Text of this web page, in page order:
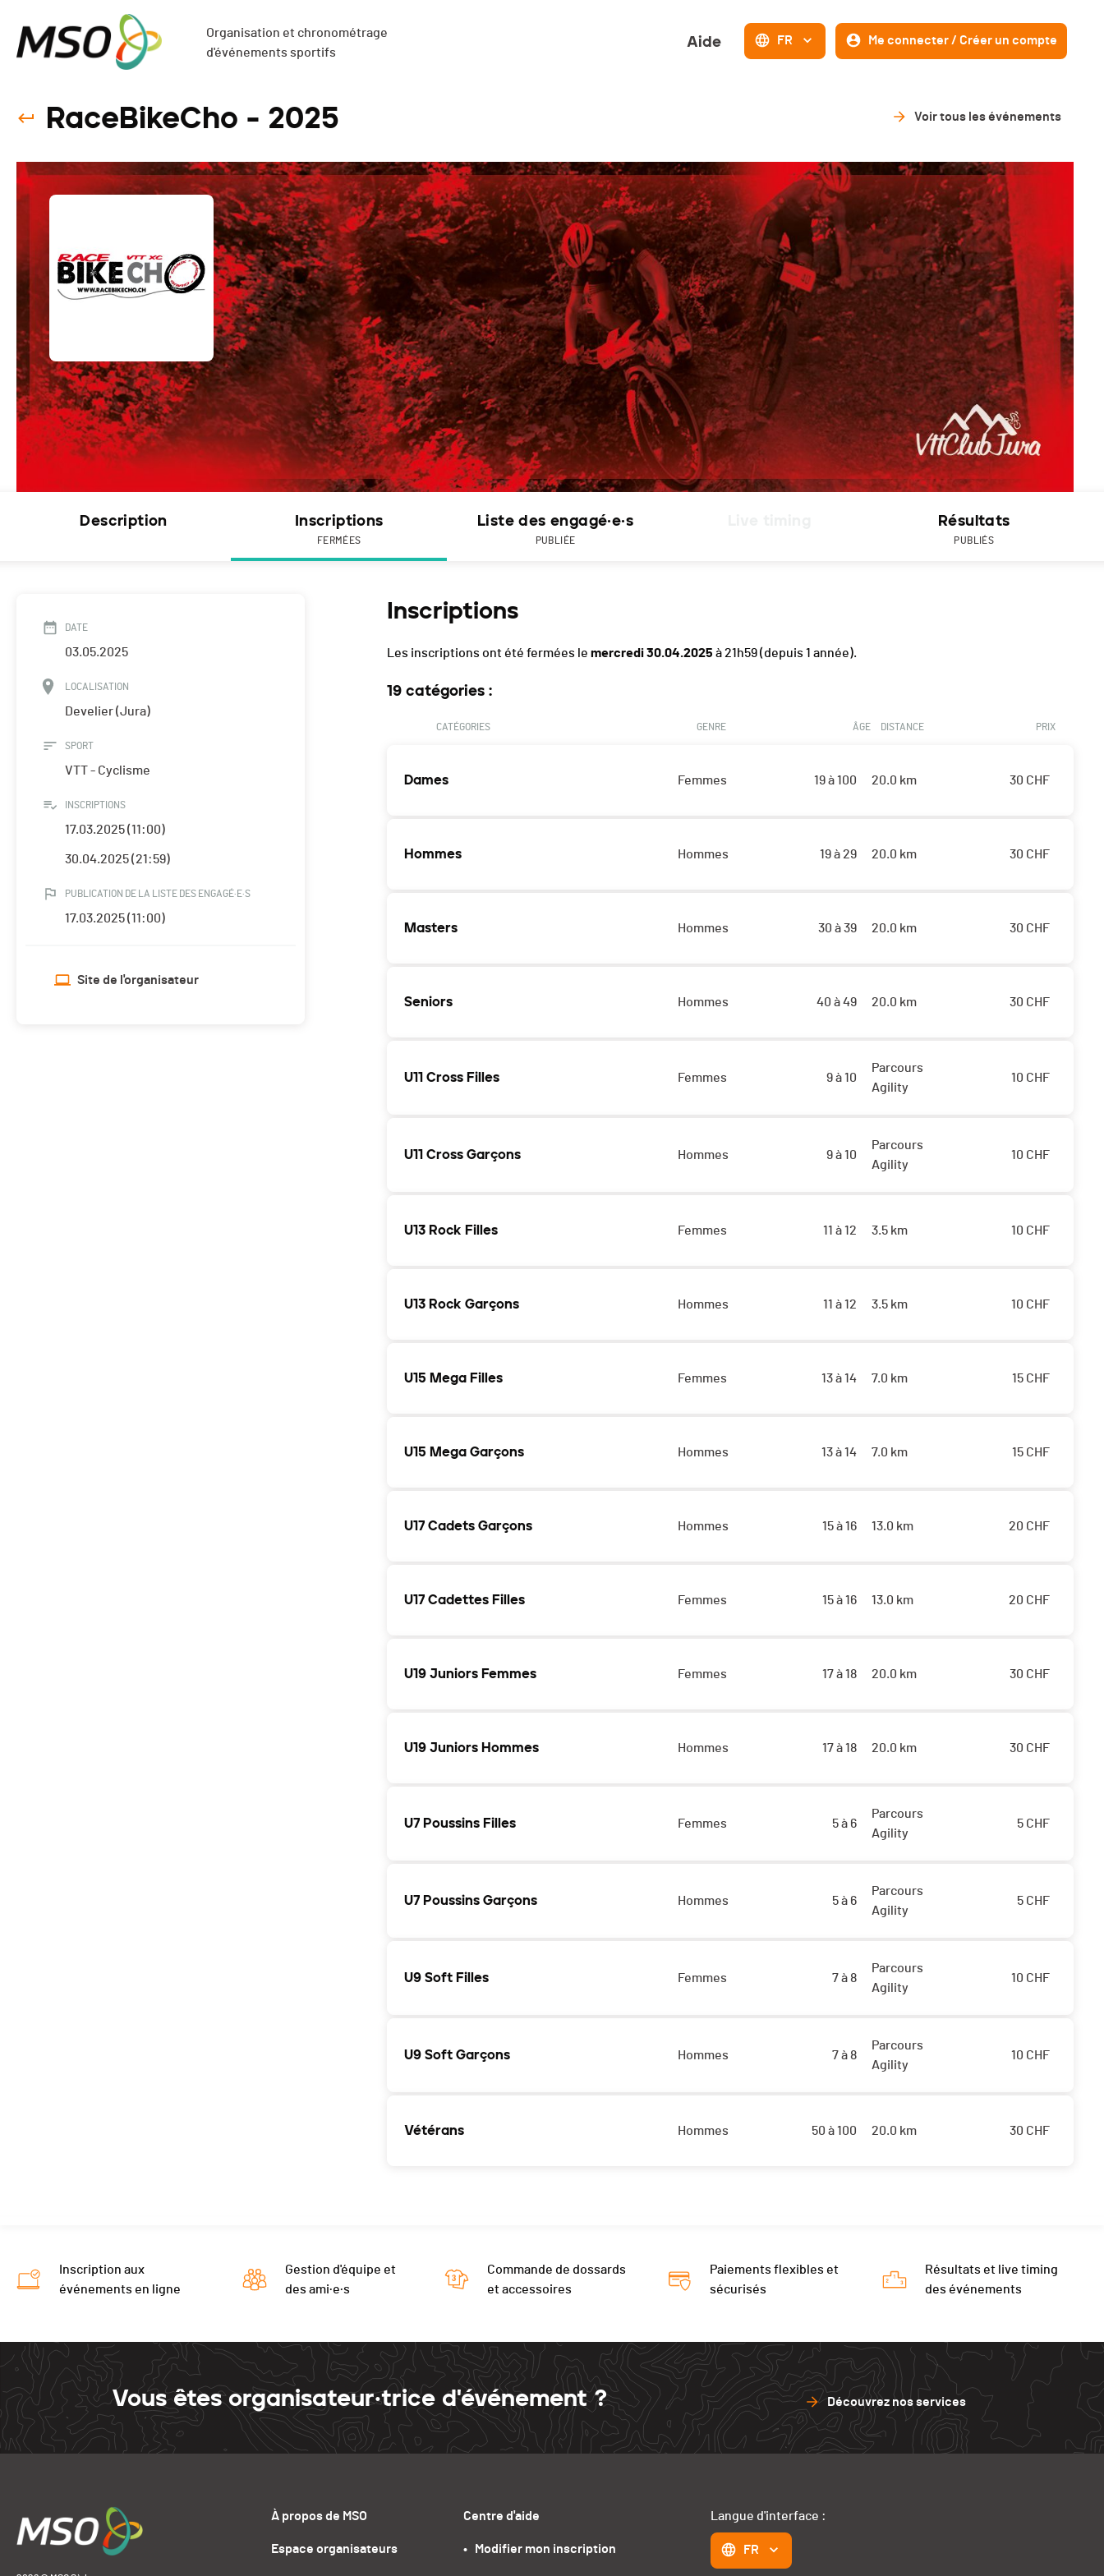
Organisation et chronométrage
d'événements sportifs
Aide FR Me connecter / Créer un compte
RaceBikeCho - 2025 Voir tous les événements
Description Inscriptions
FERMÉES
Liste des engagé·e·s
PUBLIÉE
Résultats
PUBLIÉS
DATE
03.05.2025
LOCALISATION
Develier (Jura)
SPORT
VTT - Cyclisme
INSCRIPTIONS
17.03.2025 (11:00)
30.04.2025 (21:59)
PUBLICATION DE LA LISTE DES ENGAGÉ·E·S
17.03.2025 (11:00)
Site de l'organisateur
Inscriptions
Les inscriptions ont été fermées le mercredi 30.04.2025 à 21h59(depuis 1 année).
19 catégories :
CATÉGORIES GENRE ÂGE DISTANCE PRIX
Dames Femmes 19 à 100 20.0 km 30 CHF
Hommes Hommes 19 à 29 20.0 km 30 CHF
Masters Hommes 30 à 39 20.0 km 30 CHF
Seniors Hommes 40 à 49 20.0 km 30 CHF
U11 Cross Filles Femmes 9 à 10
Parcours
Agility
10 CHF
U11 Cross Garçons Hommes 9 à 10
Parcours
Agility
10 CHF
U13 Rock Filles Femmes 11 à 12 3.5 km 10 CHF
U13 Rock Garçons Hommes 11 à 12 3.5 km 10 CHF
U15 Mega Filles Femmes 13 à 14 7.0 km 15 CHF
U15 Mega Garçons Hommes 13 à 14 7.0 km 15 CHF
U17 Cadets Garçons Hommes 15 à 16 13.0 km 20 CHF
U17 Cadettes Filles Femmes 15 à 16 13.0 km 20 CHF
U19 Juniors Femmes Femmes 17 à 18 20.0 km 30 CHF
U19 Juniors Hommes Hommes 17 à 18 20.0 km 30 CHF
U7 Poussins Filles Femmes 5 à 6
Parcours
Agility
5 CHF
U7 Poussins Garçons Hommes 5 à 6
Parcours
Agility
5 CHF
U9 Soft Filles Femmes 7 à 8
Parcours
Agility
10 CHF
U9 Soft Garçons Hommes 7 à 8
Parcours
Agility
10 CHF
Vétérans Hommes 50 à 100 20.0 km 30 CHF
Inscription aux
événements en ligne
Gestion d'équipe et
des ami·e·s
Commande de dossards
et accessoires
Paiements flexibles et
sécurisés
Résultats et live timing
des événements
Vous êtes organisateur·trice d'événement ? Découvrez nos services
À propos de MSO
Espace organisateurs
Centre d'aide
•   Modifier mon inscription
Langue d'interface :
FR